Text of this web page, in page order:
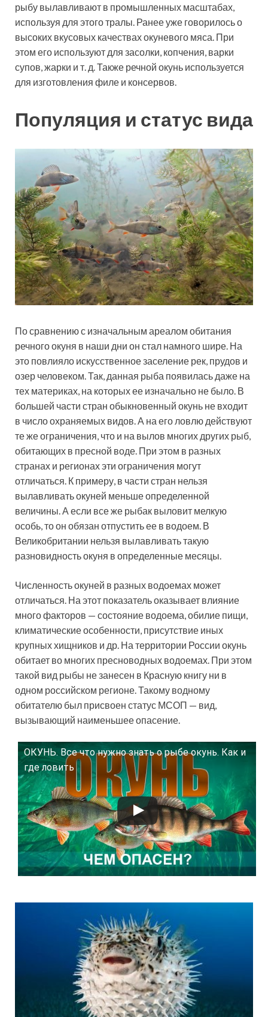
рыбу вылавливают в промышленных масштабах,
используя для этого тралы. Ранее уже говорилось о
высоких вкусовых качествах окуневого мяса. При
этом его используют для засолки, копчения, варки
супов, жарки и т. д. Также речной окунь используется
для изготовления филе и консервов.
Популяция и статус вида
По сравнению с изначальным ареалом обитания
речного окуня в наши дни он стал намного шире. На
это повлияло искусственное заселение рек, прудов и
озер человеком. Так, данная рыба появилась даже на
тех материках, на которых ее изначально не было. В
большей части стран обыкновенный окунь не входит
в число охраняемых видов. А на его ловлю действуют
те же ограничения, что и на вылов многих других рыб,
обитающих в пресной воде. При этом в разных
странах и регионах эти ограничения могут
отличаться. К примеру, в части стран нельзя
вылавливать окуней меньше определенной
величины. А если все же рыбак выловит мелкую
особь, то он обязан отпустить ее в водоем. В
Великобритании нельзя вылавливать такую
разновидность окуня в определенные месяцы.
Численность окуней в разных водоемах может
отличаться. На этот показатель оказывает влияние
много факторов — состояние водоема, обилие пищи,
климатические особенности, присутствие иных
крупных хищников и др. На территории России окунь
обитает во многих пресноводных водоемах. При этом
такой вид рыбы не занесен в Красную книгу ни в
одном российском регионе. Такому водному
обитателю был присвоен статус МСОП — вид,
вызывающий наименьшее опасение.
ОКУНЬ. Все что нужно знать о рыбе окунь. Как и
где ловить
Смотрите это видео на YouTube